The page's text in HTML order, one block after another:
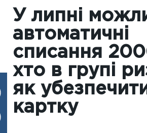
У липні
автоматичні
списання
хто в групі
як
картку